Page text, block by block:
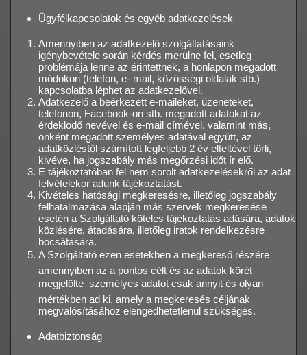
Ügyfélkapcsolatok és egyéb adatkezelések
Amennyiben az adatkezelő szolgáltatásaink
igénybevétele során kérdés merülne fel, esetleg
problémája lenne az érintettnek, a honlapon megadott
módokon (telefon, e- mail, közösségi oldalak stb.)
kapcsolatba léphet az adatkezelővel.
Adatkezelő a beérkezett e-maileket, üzeneteket,
telefonon, Facebook-on stb. megadott adatokat az
érdeklodő nevével és e-mail címével, valamint más,
önként megadott személyes adatával együtt, az
adatközléstől számított legfeljebb 2 év elteltével törli,
kivéve, ha jogszabály más megőrzési időt ír elő.
E tájékoztatóban fel nem sorolt adatkezelésekről az adat
felvételekor adunk tájékoztatást.
Kivételes hatósági megkeresésre, illetőleg jogszabály
felhatalmazása alapján más szervek megkeresése
esetén a Szolgáltató köteles tájékoztatás adására, adatok
közlésére, átadására, illetőleg iratok rendelkezésre
bocsátására.
A Szolgáltató ezen esetekben a megkereső részére 
amennyiben az a pontos célt és az adatok körét
megjelölte  személyes adatot csak annyit és olyan
mértékben ad ki, amely a megkeresés céljának
megvalósításához elengedhetetlenül szükséges.
Adatbiztonság